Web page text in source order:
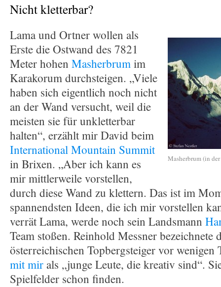
Nicht kletterbar?
Masherbrum (in
Lama und Ortner wollen als
Erste die Ostwand des 7821
Meter hohen Masherbrumim
Karakorum durchsteigen. „Viele
haben sich eigentlich noch nicht
an der Wand versucht, weil die
meisten sie für unkletterbar
halten“, erzählt mir David beim
International Mountain Summit
in Brixen. „Aber ich kann es
mir mittlerweile vorstellen,
durch diese Wand zu klettern. Das ist im
spannendsten Ideen, die ich mir vorstellen
verrät Lama, werde noch sein Landsmann
Team stoßen. Reinhold Messner bezeichnete
österreichischen Topbergsteiger vor wenigen
mit mir als „junge Leute, die kreativ sind“.
Spielfelder schon finden.